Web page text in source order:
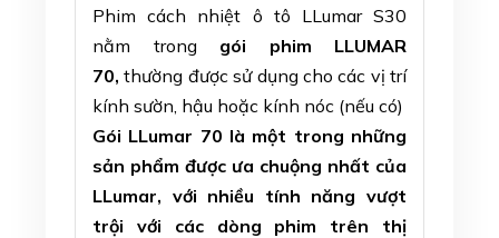
Phim cách nhiệt ô tô LLumar S30
nằm trong gói phim LLUMAR
70, thường được sử dụng cho các vị trí
kính sườn, hậu hoặc kính nóc (nếu có)
Gói LLumar 70 là một trong những
sản phẩm được ưa chuộng nhất của
LLumar, với nhiều tính năng vượt
trội với các dòng phim trên thị